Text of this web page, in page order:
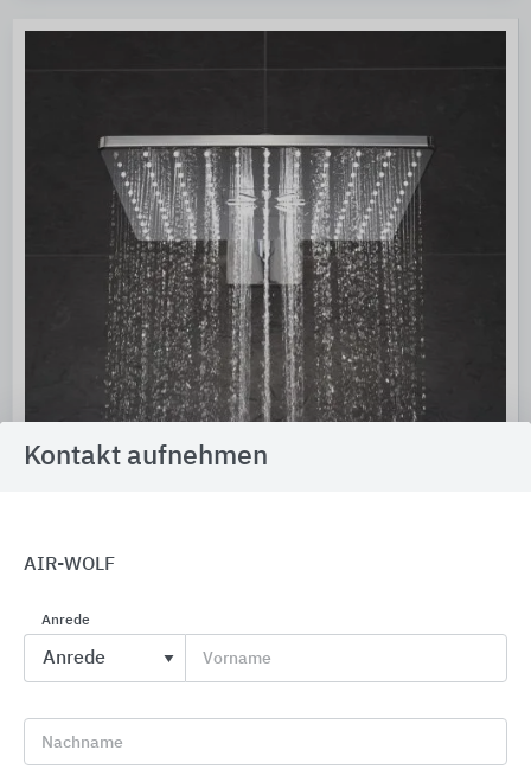
Kontakt aufnehmen
AIR-WOLF
Anrede
Vorname
Nachname